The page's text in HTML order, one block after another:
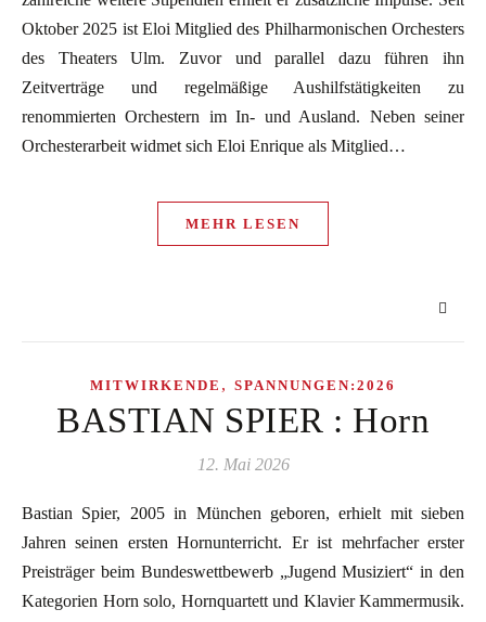
Oktober 2025 ist Eloi Mitglied des Philharmonischen Orchesters
des Theaters Ulm. Zuvor und parallel dazu führen ihn
Zeitverträge und regelmäßige Aushilfstätigkeiten zu
renommierten Orchestern im In- und Ausland. Neben seiner
Orchesterarbeit widmet sich Eloi Enrique als Mitglied…
MEHR LESEN
MITWIRKENDE , SPANNUNGEN:2026
BASTIAN SPIER : Horn
12. Mai 2026
Bastian Spier, 2005 in München geboren, erhielt mit sieben
Jahren seinen ersten Hornunterricht. Er ist mehrfacher erster
Preisträger beim Bundeswettbewerb „Jugend Musiziert“ in den
Kategorien Horn solo, Hornquartett und Klavier Kammermusik.